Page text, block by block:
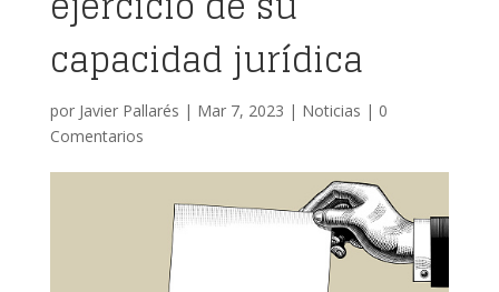
capacidad jurídica
por Javier Pallarés | Mar 7, 2023 | Noticias | 0
Comentarios